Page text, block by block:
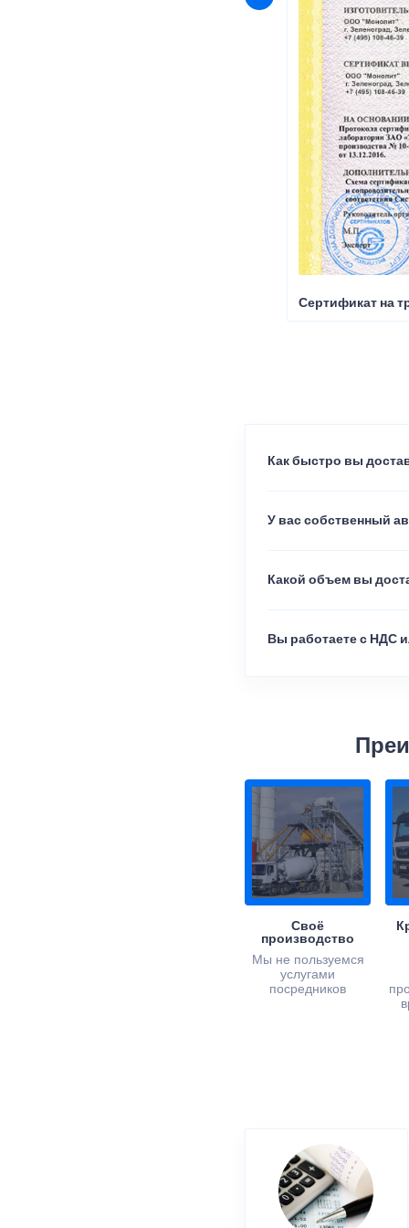
Сертификат на
Как быстро вы
У вас собственный
Какой объем вы
Вы работаете с НДС
Своё
производство
Мы не пользуемся
услугами
посредников